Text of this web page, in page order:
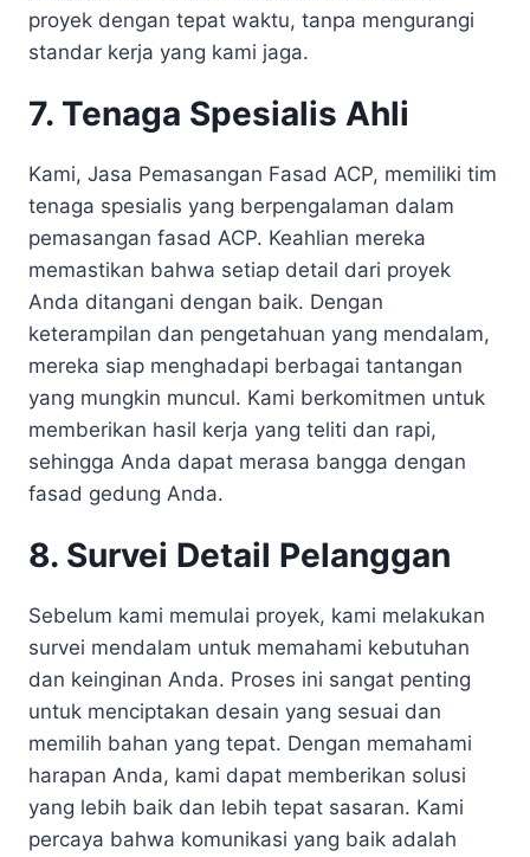
proyek dengan tepat waktu, tanpa mengurangi
standar kerja yang kami jaga.
7. Tenaga Spesialis Ahli
Kami, Jasa Pemasangan Fasad ACP, memiliki tim
tenaga spesialis yang berpengalaman dalam
pemasangan fasad ACP. Keahlian mereka
memastikan bahwa setiap detail dari proyek
Anda ditangani dengan baik. Dengan
keterampilan dan pengetahuan yang mendalam,
mereka siap menghadapi berbagai tantangan
yang mungkin muncul. Kami berkomitmen untuk
memberikan hasil kerja yang teliti dan rapi,
sehingga Anda dapat merasa bangga dengan
fasad gedung Anda.
8. Survei Detail Pelanggan
Sebelum kami memulai proyek, kami melakukan
survei mendalam untuk memahami kebutuhan
dan keinginan Anda. Proses ini sangat penting
untuk menciptakan desain yang sesuai dan
memilih bahan yang tepat. Dengan memahami
harapan Anda, kami dapat memberikan solusi
yang lebih baik dan lebih tepat sasaran. Kami
percaya bahwa komunikasi yang baik adalah